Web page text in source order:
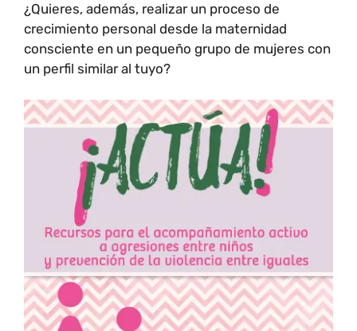
¿Quieres, además, realizar un proceso de
crecimiento personal desde la maternidad
consciente en un pequeño grupo de mujeres con
un perfil similar al tuyo?